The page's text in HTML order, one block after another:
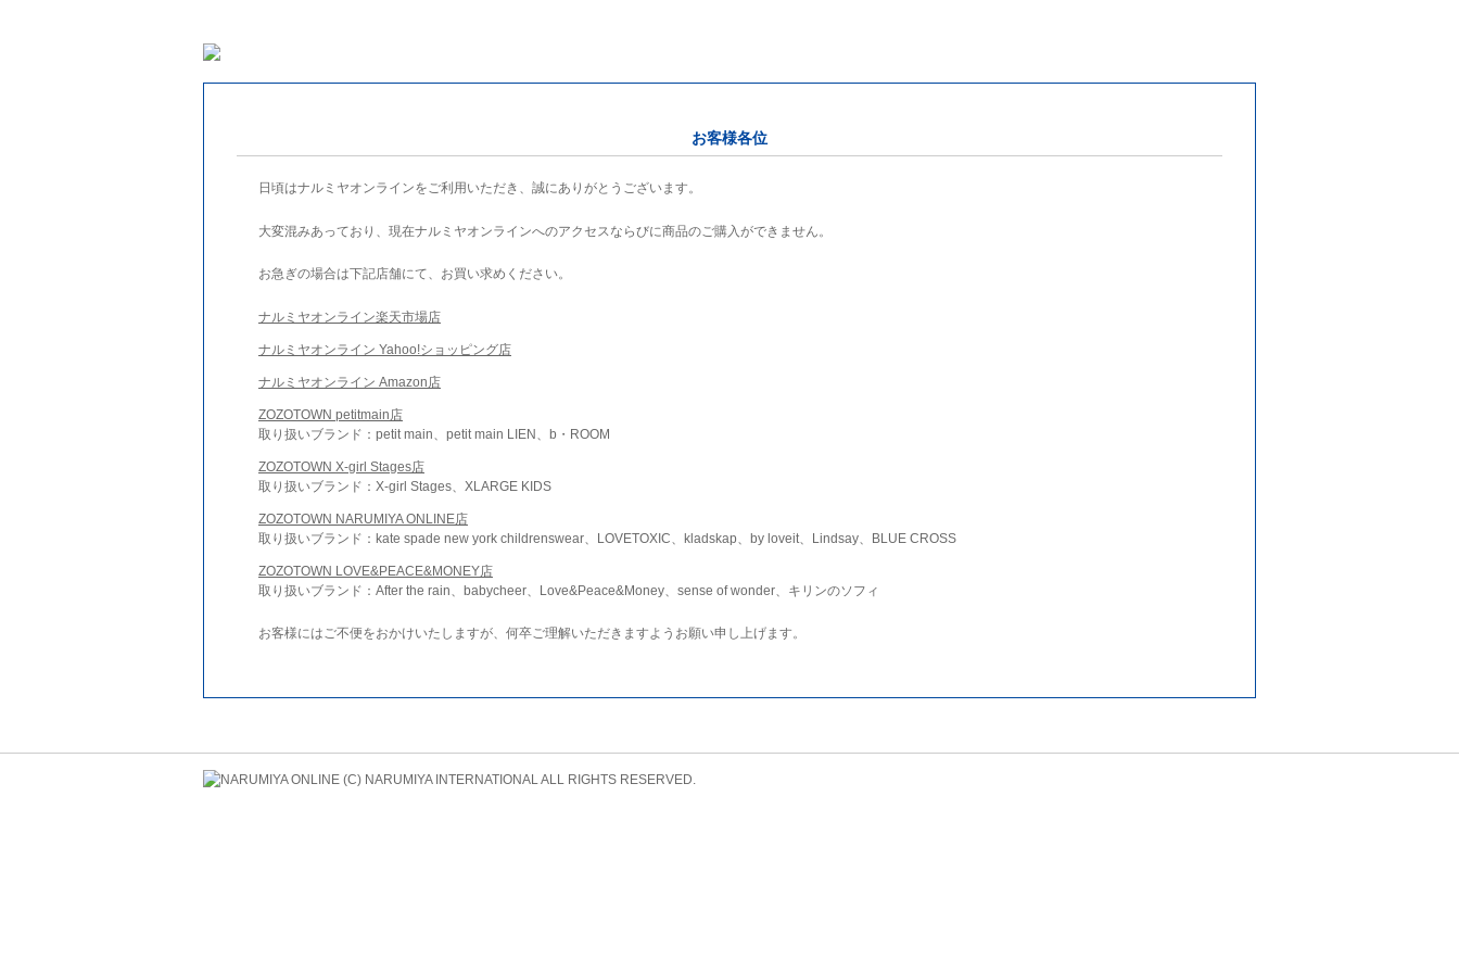
お客様各位
日頃はナルミヤオンラインをご利用いただき、誠にありがとうございます。
大変混みあっており、現在ナルミヤオンラインへのアクセスならびに商品のご購入ができません。
お急ぎの場合は下記店舗にて、お買い求めください。
ナルミヤオンライン楽天市場店
ナルミヤオンライン Yahoo!ショッピング店
ナルミヤオンライン Amazon店
ZOZOTOWN petitmain店
取り扱いブランド：petit main、petit main LIEN、b・ROOM
ZOZOTOWN X-girl Stages店
取り扱いブランド：X-girl Stages、XLARGE KIDS
ZOZOTOWN NARUMIYA ONLINE店
取り扱いブランド：kate spade new york childrenswear、LOVETOXIC、kladskap、by loveit、Lindsay、BLUE CROSS
ZOZOTOWN LOVE&PEACE&MONEY店
取り扱いブランド：After the rain、babycheer、Love&Peace&Money、sense of wonder、キリンのソフィ
お客様にはご不便をおかけいたしますが、何卒ご理解いただきますようお願い申し上げます。